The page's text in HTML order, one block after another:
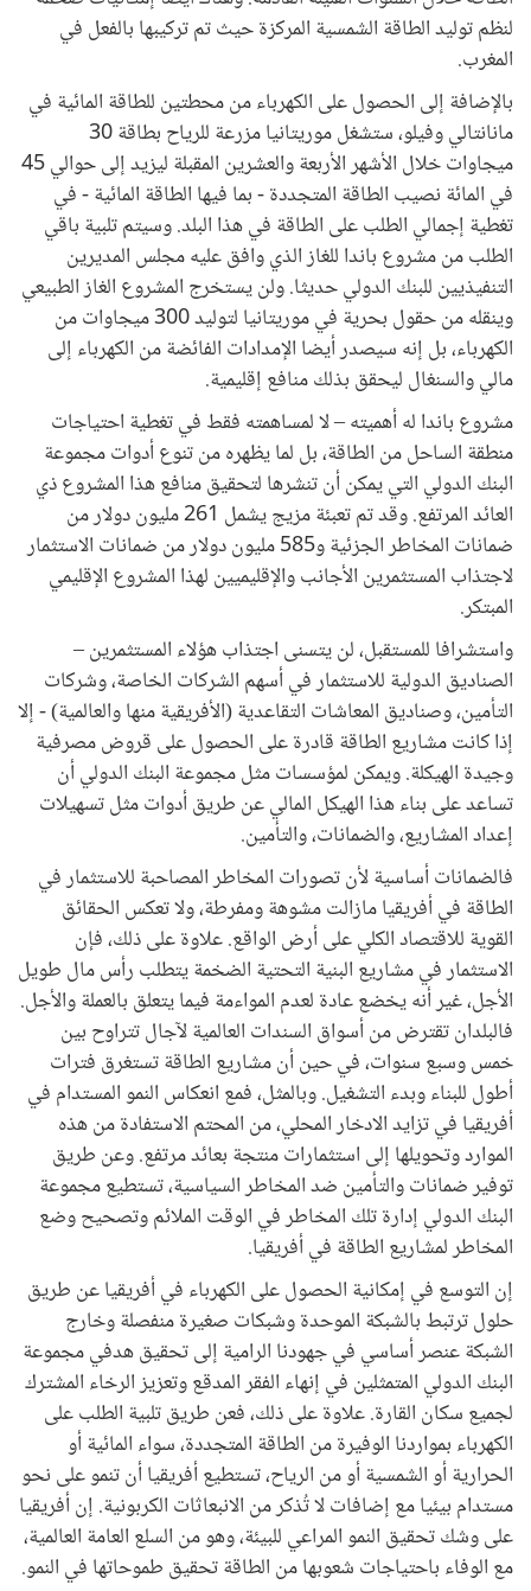
لنظم توليد الطاقة الشمسية المركزة حيث تم تركيبها بالفعل في
المغرب.
بالإضافة إلى الحصول على الكهرباء من محطتين للطاقة المائية في
مانانتالي وفيلو، ستشغل موريتانيا مزرعة للرياح بطاقة 30
ميجاوات خلال الأشهر الأربعة والعشرين المقبلة ليزيد إلى حوالي 45
في المائة نصيب الطاقة المتجددة - بما فيها الطاقة المائية - في
تغطية إجمالي الطلب على الطاقة في هذا البلد. وسيتم تلبية باقي
الطلب من مشروع باندا للغاز الذي وافق عليه مجلس المديرين
التنفيذيين للبنك الدولي حديثا. ولن يستخرج المشروع الغاز الطبيعي
وينقله من حقول بحرية في موريتانيا لتوليد 300 ميجاوات من
الكهرباء، بل إنه سيصدر أيضا الإمدادات الفائضة من الكهرباء إلى
مالي والسنغال ليحقق بذلك منافع إقليمية.
مشروع باندا له أهميته – لا لمساهمته فقط في تغطية احتياجات
منطقة الساحل من الطاقة، بل لما يظهره من تنوع أدوات مجموعة
البنك الدولي التي يمكن أن تنشرها لتحقيق منافع هذا المشروع ذي
العائد المرتفع. وقد تم تعبئة مزيج يشمل 261 مليون دولار من
ضمانات المخاطر الجزئية و585 مليون دولار من ضمانات الاستثمار
لاجتذاب المستثمرين الأجانب والإقليميين لهذا المشروع الإقليمي
المبتكر.
واستشرافا للمستقبل، لن يتسنى اجتذاب هؤلاء المستثمرين –
الصناديق الدولية للاستثمار في أسهم الشركات الخاصة، وشركات
التأمين، وصناديق المعاشات التقاعدية (الأفريقية منها والعالمية) - إلا
إذا كانت مشاريع الطاقة قادرة على الحصول على قروض مصرفية
وجيدة الهيكلة. ويمكن لمؤسسات مثل مجموعة البنك الدولي أن
تساعد على بناء هذا الهيكل المالي عن طريق أدوات مثل تسهيلات
إعداد المشاريع، والضمانات، والتأمين.
فالضمانات أساسية لأن تصورات المخاطر المصاحبة للاستثمار في
الطاقة في أفريقيا مازالت مشوهة ومفرطة، ولا تعكس الحقائق
القوية للاقتصاد الكلي على أرض الواقع. علاوة على ذلك، فإن
الاستثمار في مشاريع البنية التحتية الضخمة يتطلب رأس مال طويل
الأجل، غير أنه يخضع عادة لعدم المواءمة فيما يتعلق بالعملة والأجل.
فالبلدان تقترض من أسواق السندات العالمية لآجال تتراوح بين
خمس وسبع سنوات، في حين أن مشاريع الطاقة تستغرق فترات
أطول للبناء وبدء التشغيل. وبالمثل، فمع انعكاس النمو المستدام في
أفريقيا في تزايد الادخار المحلي، من المحتم الاستفادة من هذه
الموارد وتحويلها إلى استثمارات منتجة بعائد مرتفع. وعن طريق
توفير ضمانات والتأمين ضد المخاطر السياسية، تستطيع مجموعة
البنك الدولي إدارة تلك المخاطر في الوقت الملائم وتصحيح وضع
المخاطر لمشاريع الطاقة في أفريقيا.
إن التوسع في إمكانية الحصول على الكهرباء في أفريقيا عن طريق
حلول ترتبط بالشبكة الموحدة وشبكات صغيرة منفصلة وخارج
الشبكة عنصر أساسي في جهودنا الرامية إلى تحقيق هدفي مجموعة
البنك الدولي المتمثلين في إنهاء الفقر المدقع وتعزيز الرخاء المشترك
لجميع سكان القارة. علاوة على ذلك، فعن طريق تلبية الطلب على
الكهرباء بمواردنا الوفيرة من الطاقة المتجددة، سواء المائية أو
الحرارية أو الشمسية أو من الرياح، تستطيع أفريقيا أن تنمو على نحو
مستدام بيئيا مع إضافات لا تُذكر من الانبعاثات الكربونية. إن أفريقيا
على وشك تحقيق النمو المراعي للبيئة، وهو من السلع العامة العالمية،
مع الوفاء باحتياجات شعوبها من الطاقة تحقيق طموحاتها في النمو.